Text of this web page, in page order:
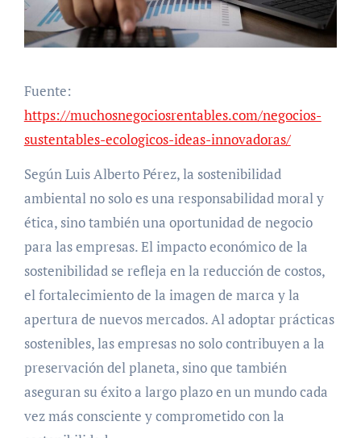
Fuente:
https://muchosnegociosrentables.com/negocios-
sustentables-ecologicos-ideas-innovadoras/
Según Luis Alberto Pérez, la sostenibilidad
ambiental no solo es una responsabilidad moral y
ética, sino también una oportunidad de negocio
para las empresas. El impacto económico de la
sostenibilidad se refleja en la reducción de costos,
el fortalecimiento de la imagen de marca y la
apertura de nuevos mercados. Al adoptar prácticas
sostenibles, las empresas no solo contribuyen a la
preservación del planeta, sino que también
aseguran su éxito a largo plazo en un mundo cada
vez más consciente y comprometido con la